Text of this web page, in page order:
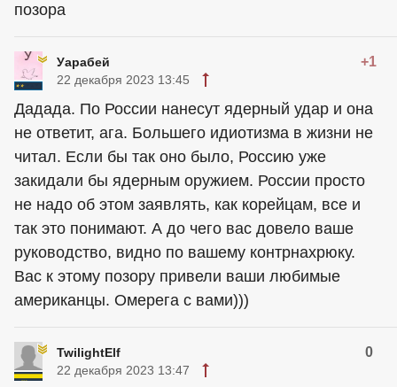
позора
Уарабей +1
22 декабря 2023 13:45
Дадада. По России нанесут ядерный удар и она
не ответит, ага. Большего идиотизма в жизни не
читал. Если бы так оно было, Россию уже
закидали бы ядерным оружием. России просто
не надо об этом заявлять, как корейцам, все и
так это понимают. А до чего вас довело ваше
руководство, видно по вашему контрнахрюку.
Вас к этому позору привели ваши любимые
американцы. Омерега с вами)))
TwilightElf 0
22 декабря 2023 13:47